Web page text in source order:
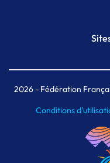
2026- Fédération
Conditions